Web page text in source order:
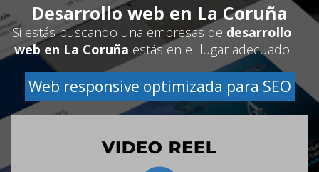
Desarrollo web en La Coruña
Si estás buscando una empresas de desarrollo
web en La Coruña estás en el lugar adecuado
Web responsive optimizada para SEO